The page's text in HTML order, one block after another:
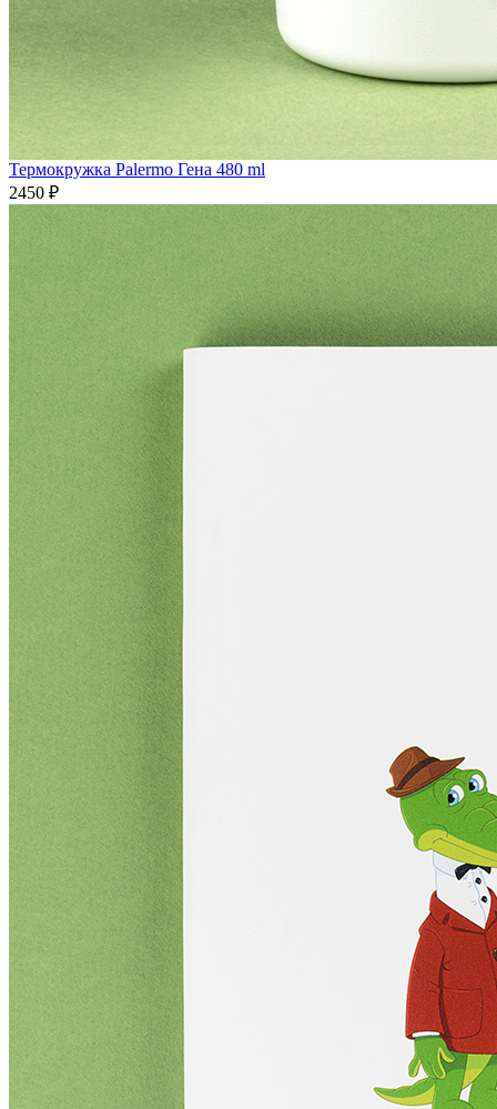
Термокружка Palermo Гена 480 ml
2450 ₽